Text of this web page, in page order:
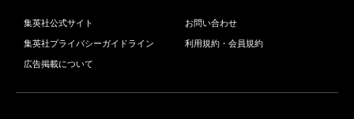
集英社公式サイト お問い合わせ
集英社プライバシーガイドライン 利用規約・会員規約
広告掲載について